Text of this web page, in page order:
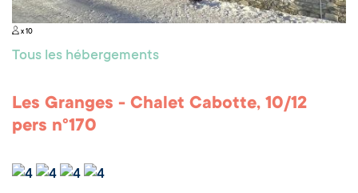
x 10
Tous les hébergements
Les Granges - Chalet Cabotte, 10/12
pers n°170